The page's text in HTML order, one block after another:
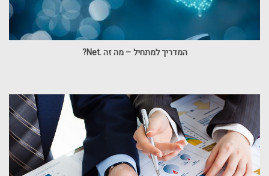
המדריך למתחיל – מה זה .Net?